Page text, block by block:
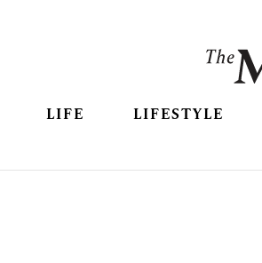
LIFE LIFESTYLE